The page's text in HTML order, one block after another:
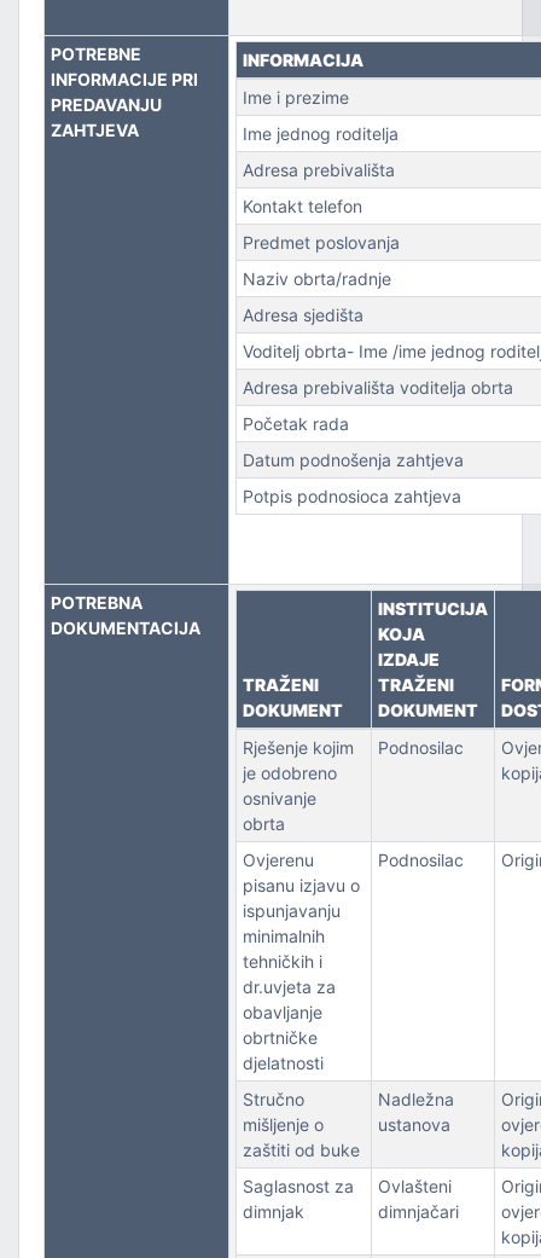
POTREBNE
INFORMACIJE PRI
PREDAVANJU
ZAHTJEVA
INFORMACIJA
Ime i prezime
Ime jednog roditelja
Adresa prebivališta
Kontakt telefon
Predmet poslovanja
Naziv obrta/radnje
Adresa sjedišta
Voditelj obrta- Ime /ime jednog
Adresa prebivališta voditelja obrta
Početak rada
Datum podnošenja zahtjeva
Potpis podnosioca zahtjeva
POTREBNA
DOKUMENTACIJA
TRAŽENI
DOKUMENT
INSTITUCIJA
KOJA
IZDAJE
TRAŽENI
DOKUMENT
Rješenje kojim
je odobreno
osnivanje
obrta
Podnosilac
Ovjerenu
pisanu izjavu o
ispunjavanju
minimalnih
tehničkih i
dr.uvjeta za
obavljanje
obrtničke
djelatnosti
Podnosilac
Stručno
mišljenje o
zaštiti od buke
Nadležna
ustanova
Saglasnost za
dimnjak
Ovlašteni
dimnjačari